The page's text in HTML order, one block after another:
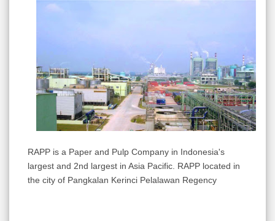
RAPP is a Paper and Pulp Company in Indonesia's
largest and 2nd largest in Asia Pacific. RAPP located in
the city of Pangkalan Kerinci Pelalawan Regency